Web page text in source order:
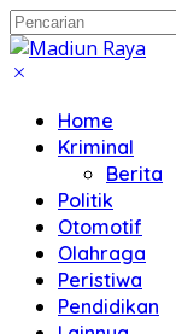
Home
Kriminal
Berita
Politik
Otomotif
Olahraga
Peristiwa
Pendidikan